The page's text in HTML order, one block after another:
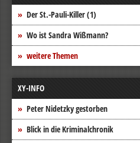
Der St.-Pauli-Killer (1)
Wo ist Sandra Wißmann?
weitere Themen
XY-INFO
Peter Nidetzky gestorben
Blick in die Kriminalchronik